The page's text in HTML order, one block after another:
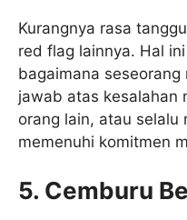
Kurangnya rasa
red flag lainnya. Hal
bagaimana
jawab atas kesalahan
orang lain, atau selalu
memenuhi komitmen
5. Cemburu